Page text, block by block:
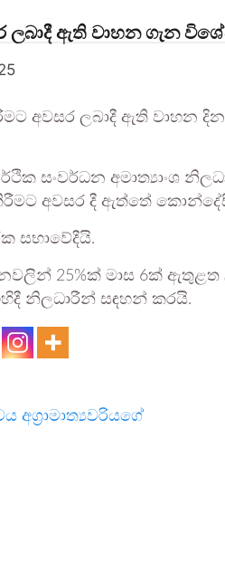
ඇති වාහන ගැන
අවසර ලබාදී ඇති වාහන
සංවර්ධන අමාත්‍යාංශ
අවසර දී ඇත්තේ
සභාවේදීයි.
25%ක් මාස 6ක්
නිලධාරීන් සඳහන් කරයි.
අග්‍රාමාත්‍යවරියගේ